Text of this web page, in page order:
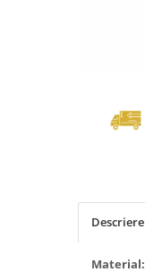
Descriere
Material: